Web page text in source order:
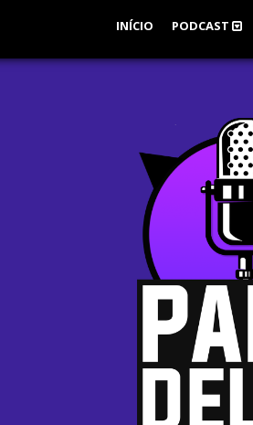
INÍCIO PODCAST